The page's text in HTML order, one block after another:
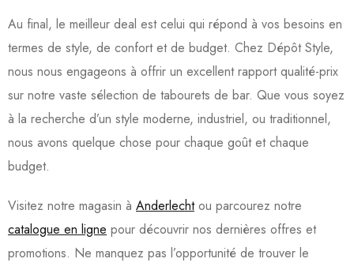
Au final, le meilleur deal est celui qui répond à vos besoins en
termes de style, de confort et de budget. Chez Dépôt Style,
nous nous engageons à offrir un excellent rapport qualité-prix
sur notre vaste sélection de tabourets de bar. Que vous soyez
à la recherche d’un style moderne, industriel, ou traditionnel,
nous avons quelque chose pour chaque goût et chaque
budget.
Visitez notre magasin à Anderlechtou parcourez notre
catalogue en ligne pour découvrir nos dernières offres et
promotions. Ne manquez pas l’opportunité de trouver le